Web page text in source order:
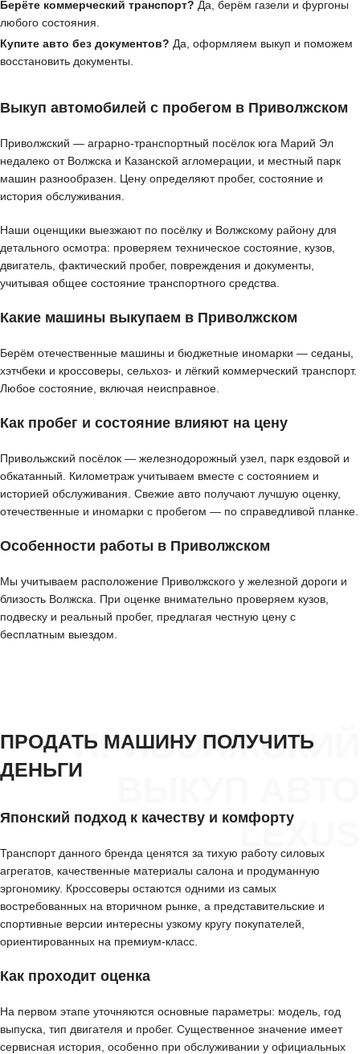
Берёте коммерческий транспорт? Да, берём газели и фургоны
любого состояния.
Купите авто без документов? Да, оформляем выкуп и поможем
восстановить документы.
Выкуп автомобилей с пробегом в Приволжском
Приволжский — аграрно-транспортный посёлок юга Марий Эл
недалеко от Волжска и Казанской агломерации, и местный парк
машин разнообразен. Цену определяют пробег, состояние и
история обслуживания.
Наши оценщики выезжают по посёлку и Волжскому району для
детального осмотра: проверяем техническое состояние, кузов,
двигатель, фактический пробег, повреждения и документы,
учитывая общее состояние транспортного средства.
Какие машины выкупаем в Приволжском
Берём отечественные машины и бюджетные иномарки — седаны,
хэтчбеки и кроссоверы, сельхоз- и лёгкий коммерческий транспорт.
Любое состояние, включая неисправное.
Как пробег и состояние влияют на цену
Привольжский посёлок — железнодорожный узел, парк ездовой и
обкатанный. Километраж учитываем вместе с состоянием и
историей обслуживания. Свежие авто получают лучшую оценку,
отечественные и иномарки с пробегом — по справедливой планке.
Особенности работы в Приволжском
Мы учитываем расположение Приволжского у железной дороги и
близость Волжска. При оценке внимательно проверяем кузов,
подвеску и реальный пробег, предлагая честную цену с
бесплатным выездом.
ПРИВОЛЖСКИЙ
LEXUS
ПРОДАТЬ МАШИНУ ПОЛУЧИТЬ
ДЕНЬГИ
Японский подход к качеству и комфорту
Транспорт данного бренда ценятся за тихую работу силовых
агрегатов, качественные материалы салона и продуманную
эргономику. Кроссоверы остаются одними из самых
востребованных на вторичном рынке, а представительские и
спортивные версии интересны узкому кругу покупателей,
ориентированных на премиум-класс.
Как проходит оценка
На первом этапе уточняются основные параметры: модель, год
выпуска, тип двигателя и пробег. Существенное значение имеет
сервисная история, особенно при обслуживании у официальных